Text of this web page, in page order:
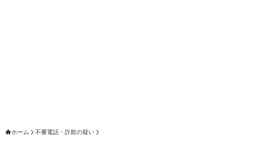
ホーム 不審電話・詐欺の疑い